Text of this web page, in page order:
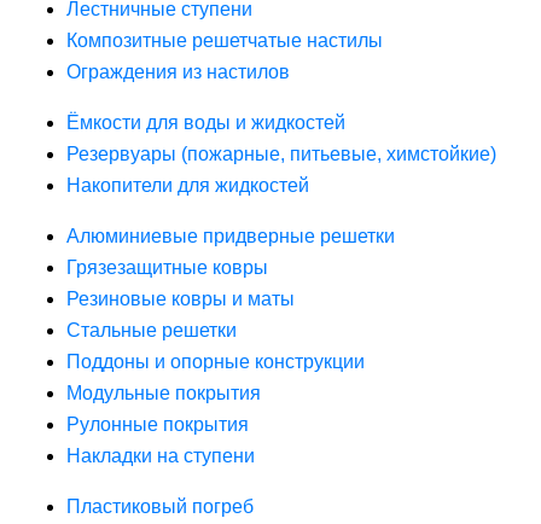
Лестничные ступени
Композитные решетчатые настилы
Ограждения из настилов
Ёмкости для воды и жидкостей
Резервуары (пожарные, питьевые, химстойкие)
Накопители для жидкостей
Алюминиевые придверные решетки
Грязезащитные ковры
Резиновые ковры и маты
Стальные решетки
Поддоны и опорные конструкции
Модульные покрытия
Рулонные покрытия
Накладки на ступени
Пластиковый погреб